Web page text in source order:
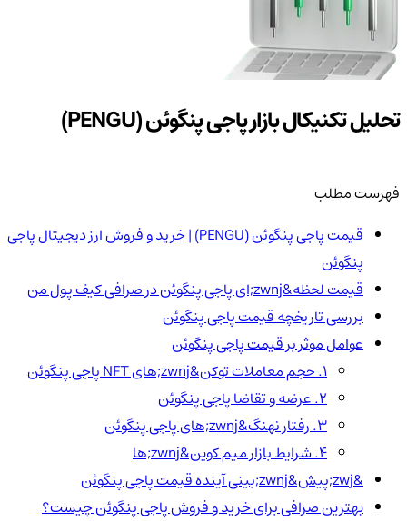
تحلیل تکنیکال بازار پاجی پنگوئن (PENGU)
فهرست مطلب
قیمت پاجی پنگوئن (PENGU) | خرید و فروش ارز دیجیتال پاجی
پنگوئن
قیمت لحظه&zwnj;ای پاجی پنگوئن در صرافی کیف پول من
بررسی تاریخچه قیمت پاجی پنگوئن
عوامل موثر بر قیمت پاجی پنگوئن
2. عرضه و تقاضا پاجی پنگوئن
3. رفتار نهنگ&zwnj;های پاجی پنگوئن
4. شرایط بازار میم کوین&zwnj;ها
&zwj;پیش&zwnj;بینی آینده قیمت پاجی پنگوئن
بهترین صرافی برای خرید و فروش پاجی پنگوئن چیست؟